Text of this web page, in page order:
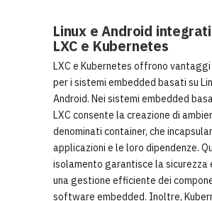
Linux e Android
LXC e Kubernetes
LXC e Kubernetes offrono
per i sistemi embedded basati su
Android. Nei sistemi embedded
LXC consente la creazione di
denominati container, che
applicazioni e le loro dipendenze.
isolamento garantisce la sicurezza
una gestione efficiente dei
software embedded. Inoltre,